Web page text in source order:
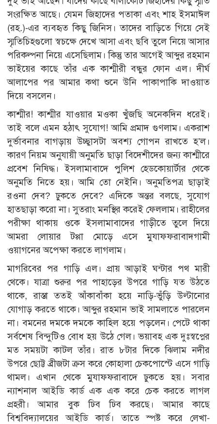
সংরক্ষিত আছে। যেমন জিহাদের পতাকা এবং শাহ ইসমাঈল
(রহ.)-এর ব্যবহৃত কিছু জিনিস। তাদের বাড়িতে গিয়ে সেই
স্মৃতিচিহগুলো স্বচক্ষে দেখে আসা এবং ছবি তুলে নিয়ে আসার
পরিকল্পনা নিয়ে এসেছিলাম। কিন্তু তার আগেই আব্দুর রহমান
ভাইয়ের কাছে তাঁর এক কাশ্মীরী বন্ধুর ফোন এল। দীর্ঘ
আলাপের পর আমার কথা শুনে উনি পাকাপাকি দাওয়াত
দিয়ে বসলেন।
কাশ্মীর! কাশ্মীর যাওয়ার মওকা খুঁজছি অনেকদিন ধরেই।
তাই বলে এমন হঠাৎ সুযোগ! আমি প্রমাদ গুণলাম। একরাশ
দুর্ভাবনার বাগড়ায় উচ্ছ্বাসটা অবশ্য গোপন রাখতে হ’ল।
কারণ নিয়ম অনুযায়ী অনুমতি ছাড়া বিদেশীদের জন্য কাশ্মীরে
প্রবেশ নিষিদ্ধ। ইসলামাবাদে পুলিশ হেডকোয়ার্টার থেকে
অনুমতি নিতে হয়। আমি তো নেইনি। অনুমতিপত্র ছাড়াই
রওনা দেব? ঢুকতে দেবে? এদিকে অন্তর বলছে, সুযোগ
হাতছাড়া করো না। সুতরাং মনস্থির করেই ফেললাম। রাহীলের
পরীক্ষা থাকায় ওকে ইসলামাবাদের গাড়ীতে তুলে দিয়ে
আমরা লোয়ার টপ্পা মোড়ে এসে মুযাফফরাবাদগামী
ওয়াগনের অপেক্ষা করতে লাগলাম।
মাগরিবের পর গাড়ি এল। প্রায় আড়াই ঘন্টার পথ মারী
থেকে। যাত্রা শুরুর পর পাহাড়ের উপরে গাড়ি যত উঠতে
থাকে, রাস্তা ততই আঁকাবাঁকা হয়ে নাড়ি-ভুঁড়ি উল্টানোর
যোগাড় করতে থাকে। আব্দুর রহমান ভাই সামলাতে পারলেন
না। বমনের দমকে দমকে কাহিল হয়ে পড়লেন। পেটে থাকা
সর্বশেষ বিন্দুটিও বোধ হয় উঠে গেল। ভয়াবহ এক দুঃস্বপ্নের
মত সময়টা কাটল তাঁর। রাত ৮টার দিকে ঝিলাম নদীর
উপরে ছোট্ট ব্রীজটা ক্রস করে কোহালা চেকপোস্টে এসে গাড়ি
থামল। এখান থেকে মুযাফফরাবাদে ঢুকতে হয়। সবার
ন্যাশনাল আইডি কার্ড এক এক করে চেক করতে লাগল
প্রহরী। আমার বুক ঢিব ঢিব করছে। আমার কাছে
বিশ্ববিদ্যালয়ের আইডি কার্ড। তাতে স্পষ্ট করে লেখা-